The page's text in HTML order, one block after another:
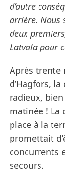
d’autre
arrière. Nous
deux
Latvala pour
Après trente
d’Hagfors,
radieux,
matinée ! La
place à la
promettait
concurrents
secours.